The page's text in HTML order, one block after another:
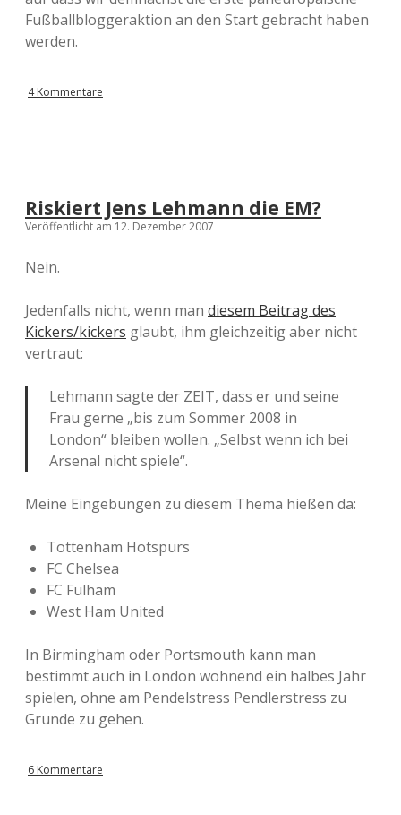
Fußballbloggeraktion an den Start gebracht haben
werden.
4 Kommentare
Riskiert Jens Lehmann die EM?
Veröffentlicht am 12. Dezember 2007
Nein.
Jedenfalls nicht, wenn man diesem Beitrag des
Kickers/kickers glaubt, ihm gleichzeitig aber nicht
vertraut:
Lehmann sagte der ZEIT, dass er und seine
Frau gerne „bis zum Sommer 2008 in
London“ bleiben wollen. „Selbst wenn ich bei
Arsenal nicht spiele“.
Meine Eingebungen zu diesem Thema hießen da:
Tottenham Hotspurs
FC Chelsea
FC Fulham
West Ham United
In Birmingham oder Portsmouth kann man
bestimmt auch in London wohnend ein halbes Jahr
spielen, ohne am Pendelstress Pendlerstress zu
Grunde zu gehen.
6 Kommentare